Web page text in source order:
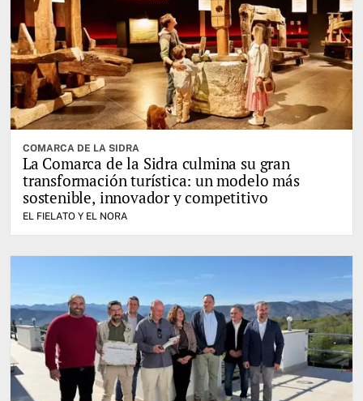
COMARCA DE LA SIDRA
La Comarca de la Sidra culmina su gran
transformación turística: un modelo más
sostenible, innovador y competitivo
EL FIELATO Y EL NORA